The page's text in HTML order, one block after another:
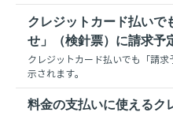
クレジットカード払いで
せ」（検針票）に請求予
クレジットカード払いでも「請
示されます。
料金の支払いに使えるク